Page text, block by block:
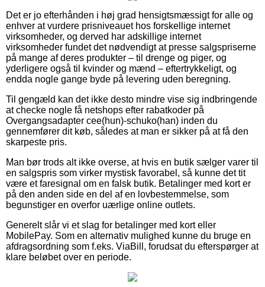
Det er jo efterhånden i høj grad hensigtsmæssigt for alle og
enhver at vurdere prisniveauet hos forskellige internet
virksomheder, og derved har adskillige internet
virksomheder fundet det nødvendigt at presse salgspriserne
på mange af deres produkter – til drenge og piger, og
yderligere også til kvinder og mænd – eftertrykkeligt, og
endda nogle gange byde på levering uden beregning.
Til gengæld kan det ikke desto mindre vise sig indbringende
at checke nogle få netshops efter rabatkoder på
Overgangsadapter cee(hun)-schuko(han) inden du
gennemfører dit køb, således at man er sikker på at få den
skarpeste pris.
Man bør trods alt ikke overse, at hvis en butik sælger varer til
en salgspris som virker mystisk favorabel, så kunne det tit
være et faresignal om en falsk butik. Betalinger med kort er
på den anden side en del af en lovbestemmelse, som
begunstiger en overfor uærlige online outlets.
Generelt slår vi et slag for betalinger med kort eller
MobilePay. Som en alternativ mulighed kunne du bruge en
afdragsordning som f.eks. ViaBill, forudsat du efterspørger at
klare beløbet over en periode.